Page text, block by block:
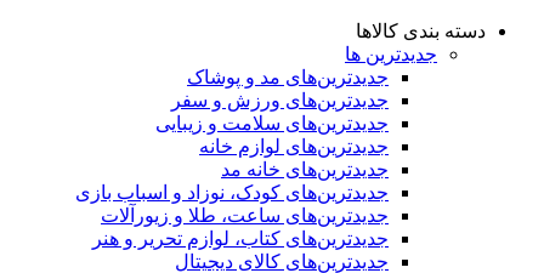
دسته بندی کالاها
جدیدترین ها
جدید‌ترین‌های مد و پوشاک
جدید‌ترین‌های ورزش و سفر
جدید‌ترین‌های سلامت و زیبایی
جدید‌ترین‌های لوازم خانه
جدیدترین‌های خانه مد
جدید‌ترین‌های کودک، نوزاد و اسباب بازی
جدید‌ترین‌های ساعت، طلا و زیورآلات
جدید‌ترین‌های کتاب، لوازم تحریر و هنر
جدید‌ترین‌های کالای دیجیتال